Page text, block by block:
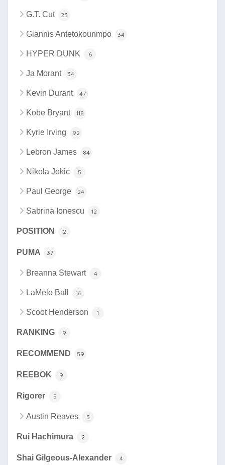
G.T. Cut 23
Giannis Antetokounmpo 34
HYPER DUNK 6
Ja Morant 34
Kevin Durant 47
Kobe Bryant 118
Kyrie Irving 92
Lebron James 84
Nikola Jokic 5
Paul George 24
Sabrina Ionescu 12
POSITION 2
PUMA 37
Breanna Stewart 4
LaMelo Ball 16
Scoot Henderson 1
RANKING 9
RECOMMEND 59
REEBOK 9
Rigorer 5
Austin Reaves 5
Rui Hachimura 2
Shai Gilgeous-Alexander 4